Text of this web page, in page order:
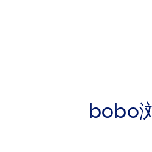
bobo